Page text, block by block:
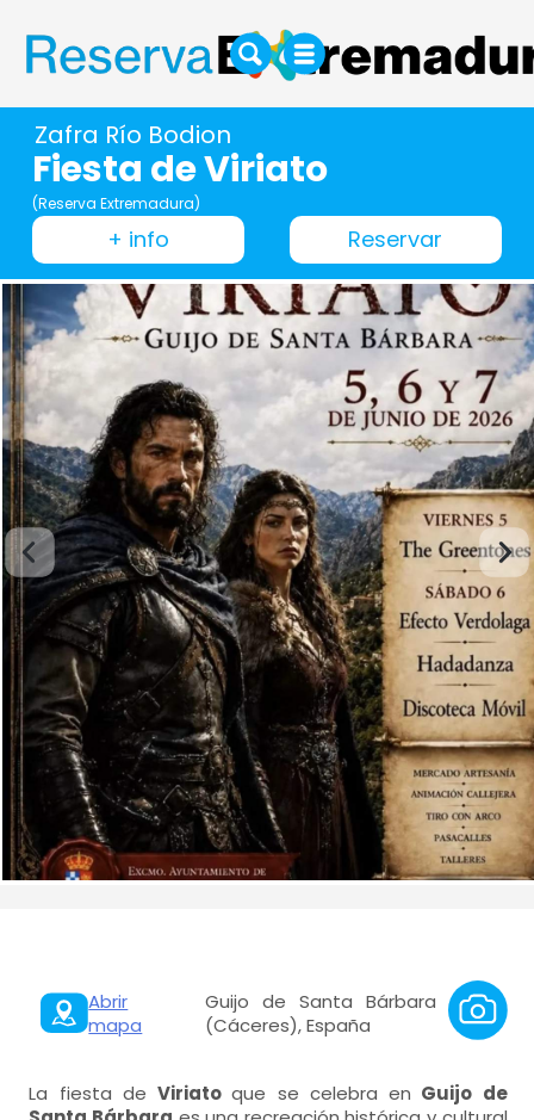
Zafra Río Bodion
Fiesta de Viriato
(Reserva Extremadura)
+ info Reservar
Abrir
mapa
Guijo de Santa Bárbara
(Cáceres), España
La fiesta deViriatoque se celebra en Guijo de